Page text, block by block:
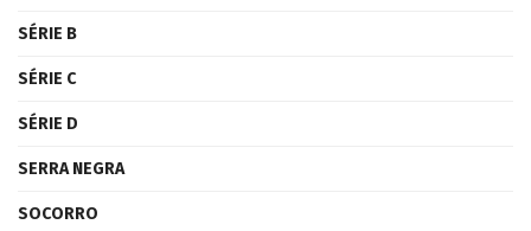
SÉRIE B
SÉRIE C
SÉRIE D
SERRA NEGRA
SOCORRO